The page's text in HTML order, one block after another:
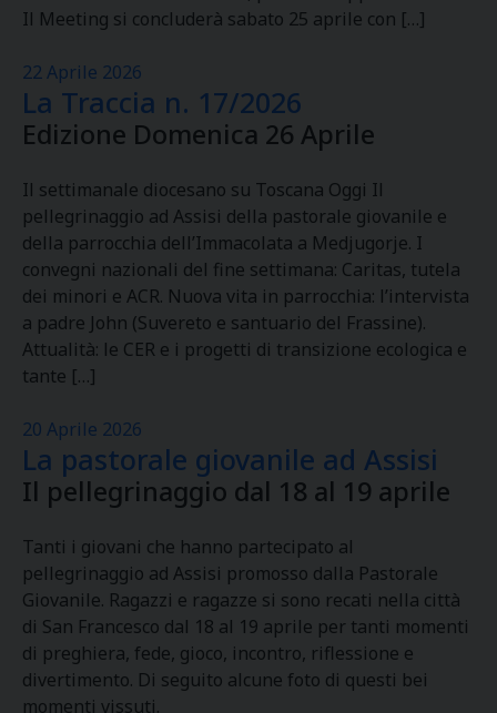
Il Meeting si concluderà sabato 25 aprile con […]
22 Aprile 2026
La Traccia n. 17/2026
Edizione Domenica 26 Aprile
Il settimanale diocesano su Toscana Oggi Il
pellegrinaggio ad Assisi della pastorale giovanile e
della parrocchia dell’Immacolata a Medjugorje. I
convegni nazionali del fine settimana: Caritas, tutela
dei minori e ACR. Nuova vita in parrocchia: l’intervista
a padre John (Suvereto e santuario del Frassine).
Attualità: le CER e i progetti di transizione ecologica e
tante […]
20 Aprile 2026
La pastorale giovanile ad Assisi
Il pellegrinaggio dal 18 al 19 aprile
Tanti i giovani che hanno partecipato al
pellegrinaggio ad Assisi promosso dalla Pastorale
Giovanile. Ragazzi e ragazze si sono recati nella città
di San Francesco dal 18 al 19 aprile per tanti momenti
di preghiera, fede, gioco, incontro, riflessione e
divertimento. Di seguito alcune foto di questi bei
momenti vissuti.